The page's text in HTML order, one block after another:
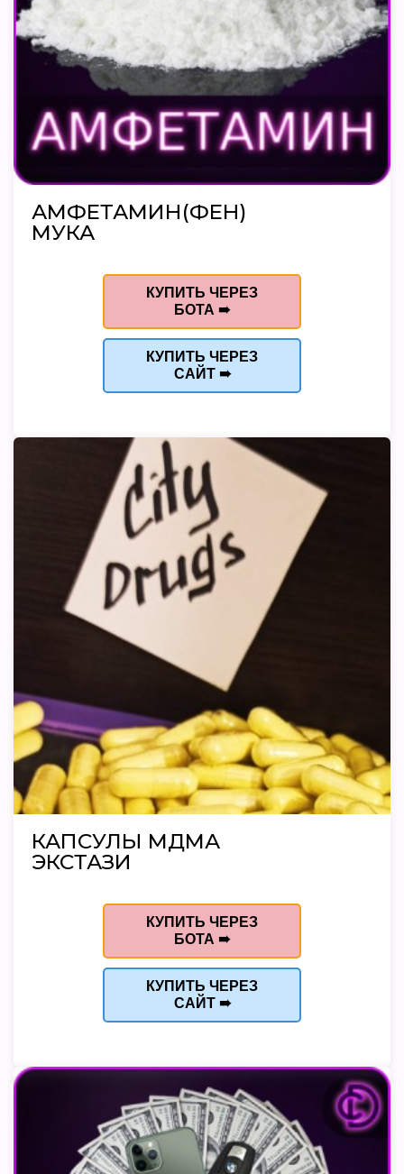
АМФЕТАМИН(ФЕН)
МУКА
КУПИТЬ ЧЕРЕЗ
БОТА ➠
КУПИТЬ ЧЕРЕЗ
САЙТ ➠
КАПСУЛЫ МДМА
ЭКСТАЗИ
КУПИТЬ ЧЕРЕЗ
БОТА ➠
КУПИТЬ ЧЕРЕЗ
САЙТ ➠